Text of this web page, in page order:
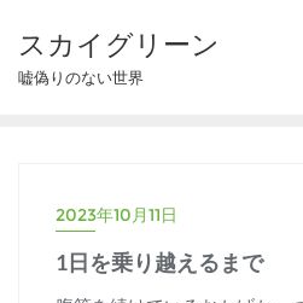
スカイグリーン
嘘偽りのない世界
2023年10月11日
1日を乗り越えるまで